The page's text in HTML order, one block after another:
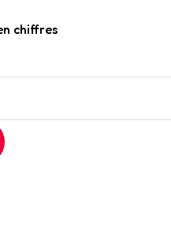
chiffres